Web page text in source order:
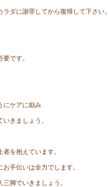
ダに謝罪してから復帰して下さい。
です。
にケアに励み
きましょう。
を抱えています。
手伝いは全力でします。
脚でいきましょう。